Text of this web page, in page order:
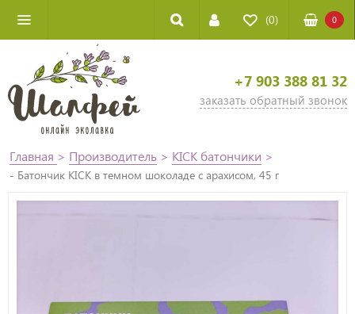
(0) 0
+7 903 388 81 32
заказать обратный звонок
Главная > Производитель > KICK батончики >
- Батончик KICK в темном шоколаде с арахисом, 45 г